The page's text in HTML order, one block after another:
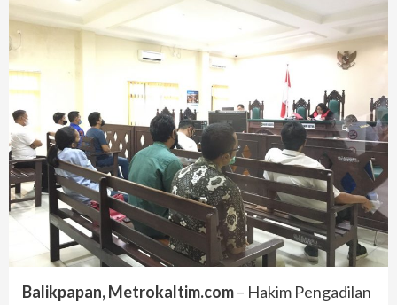
Balikpapan, Metrokaltim.com– Hakim Pengadilan